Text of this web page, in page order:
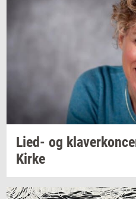
Lied- og
Kirke